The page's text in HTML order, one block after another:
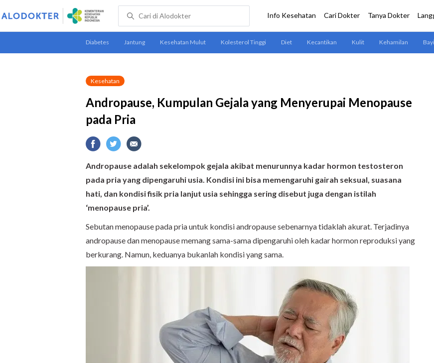
Kesehatan
Andropause, Kumpulan Gejala yang Menyerupai Menopause
pada Pria
Andropause adalah sekelompok gejala akibat menurunnya kadar hormon testosteron
pada pria yang dipengaruhi usia. Kondisi ini bisa memengaruhi gairah seksual, suasana
hati, dan kondisi fisik pria lanjut usia sehingga sering disebut juga dengan istilah
‘menopause pria’.
Sebutan menopause pada pria untuk kondisi andropause sebenarnya tidaklah akurat. Terjadinya
andropause dan menopause memang sama-sama dipengaruhi oleh kadar hormon reproduksi yang
berkurang. Namun, keduanya bukanlah kondisi yang sama.